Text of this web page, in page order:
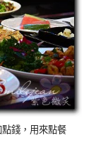
錢，用來點餐